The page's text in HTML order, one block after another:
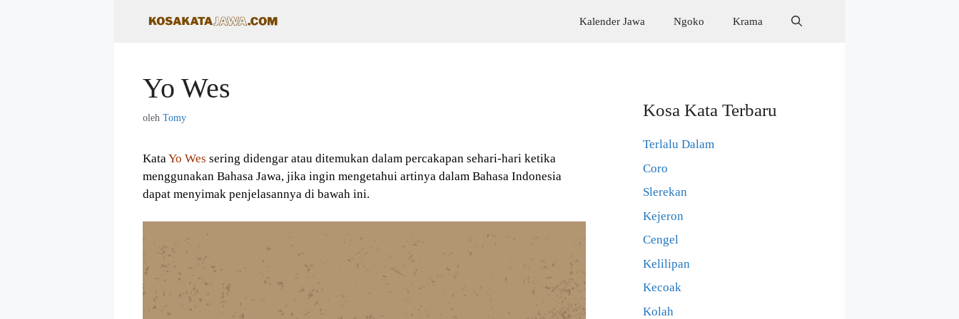
Kalender Jawa Ngoko Krama
Yo Wes
oleh Tomy
KataYo Wes sering didengar atau ditemukan dalam percakapan sehari-hari ketika
menggunakan Bahasa Jawa, jika ingin mengetahui artinya dalam Bahasa Indonesia
dapat menyimak penjelasannya di bawah ini.
Kosa Kata Terbaru
Terlalu Dalam
Coro
Slerekan
Kejeron
Cengel
Kelilipan
Kecoak
Kolah